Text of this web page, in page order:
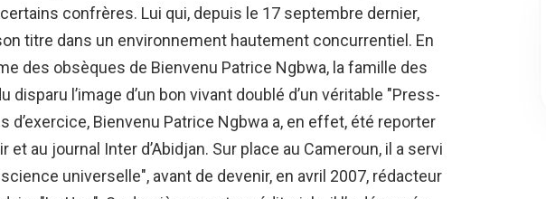
confrères. Lui qui, depuis le 17 septembre dernier,
titre dans un environnement hautement concurrentiel. En
des obsèques de Bienvenu Patrice Ngbwa, la famille des
disparu l’image d’un bon vivant doublé d’un véritable "Press-
d’exercice, Bienvenu Patrice Ngbwa a, en effet, été reporter
et au journal Inter d’Abidjan. Sur place au Cameroun, il a servi
universelle", avant de devenir, en avril 2007, rédacteur